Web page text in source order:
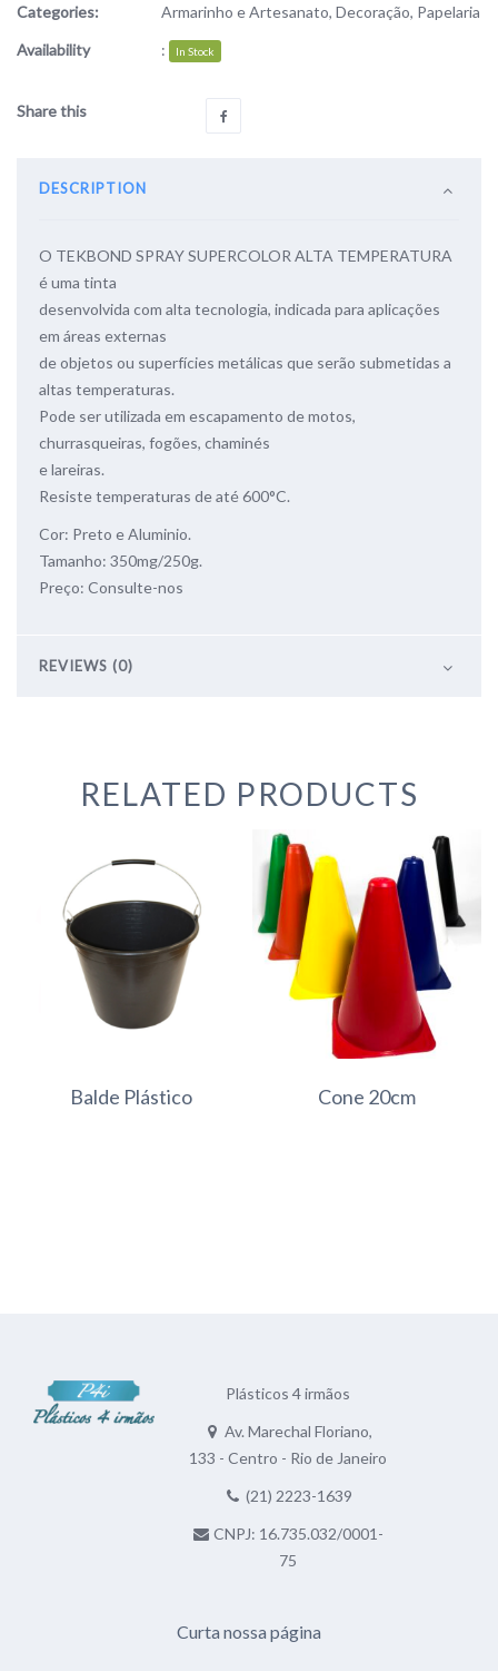
Categories: Armarinho e Artesanato, Decoração, Papelaria
Availability
: In Stock
Share this
DESCRIPTION
O TEKBOND SPRAY SUPERCOLOR ALTA TEMPERATURA
é uma tinta
desenvolvida com alta tecnologia, indicada para aplicações
em áreas externas
de objetos ou superfícies metálicas que serão submetidas a
altas temperaturas.
Pode ser utilizada em escapamento de motos,
churrasqueiras, fogões, chaminés
e lareiras.
Resiste temperaturas de até 600°C.
Cor: Preto e Aluminio.
Tamanho: 350mg/250g.
Preço: Consulte-nos
REVIEWS (0)
RELATED PRODUCTS
Balde Plástico Cone 20cm
Plásticos 4 irmãos
Av. Marechal Floriano,
133 - Centro - Rio de Janeiro
(21) 2223-1639
CNPJ: 16.735.032/0001-
75
Curta nossa página